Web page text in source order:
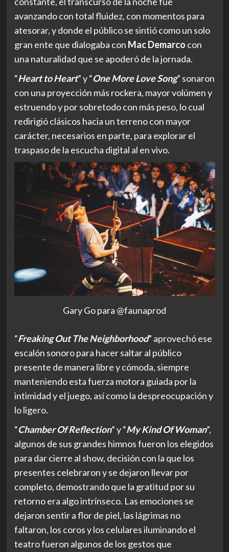
avanzando con total fluidez, con momentos para
atesorar, y donde el público se sintió como un solo
gran ente que dialogaba con Mac Demarco con
una naturalidad que se apoderó de la jornada.
“Heart to Heart” y “One More Love Song” sonaron
con una proyección más rockera, mayor volúmen y
estruendo y por sobretodo con más peso, lo cual
redirigió clásicos hacia un terreno con mayor
carácter, necesarios en parte, para explorar el
traspaso de la escucha digital al en vivo.
Gary Go para @faunaprod
“Freaking Out The Neighborhood” aprovechó ese
escalón sonoro para hacer saltar al público
presente de manera libre y cómoda, siempre
manteniendo esta fuerza motora guiada por la
intimidad y el juego, así como la despreocupación y
lo ligero.
“Chamber Of Reflection” y “My Kind Of Woman”,
algunos de sus grandes himnos fueron los elegidos
para dar cierre al show, decisión con la que los
presentes celebraron y se dejaron llevar por
completo, demostrando que la gratitud por su
retorno era algo intrínseco. Las emociones se
dejaron sentir a flor de piel, las lágrimas no
faltaron, los coros y los celulares iluminando el
teatro fueron algunos de los gestos que